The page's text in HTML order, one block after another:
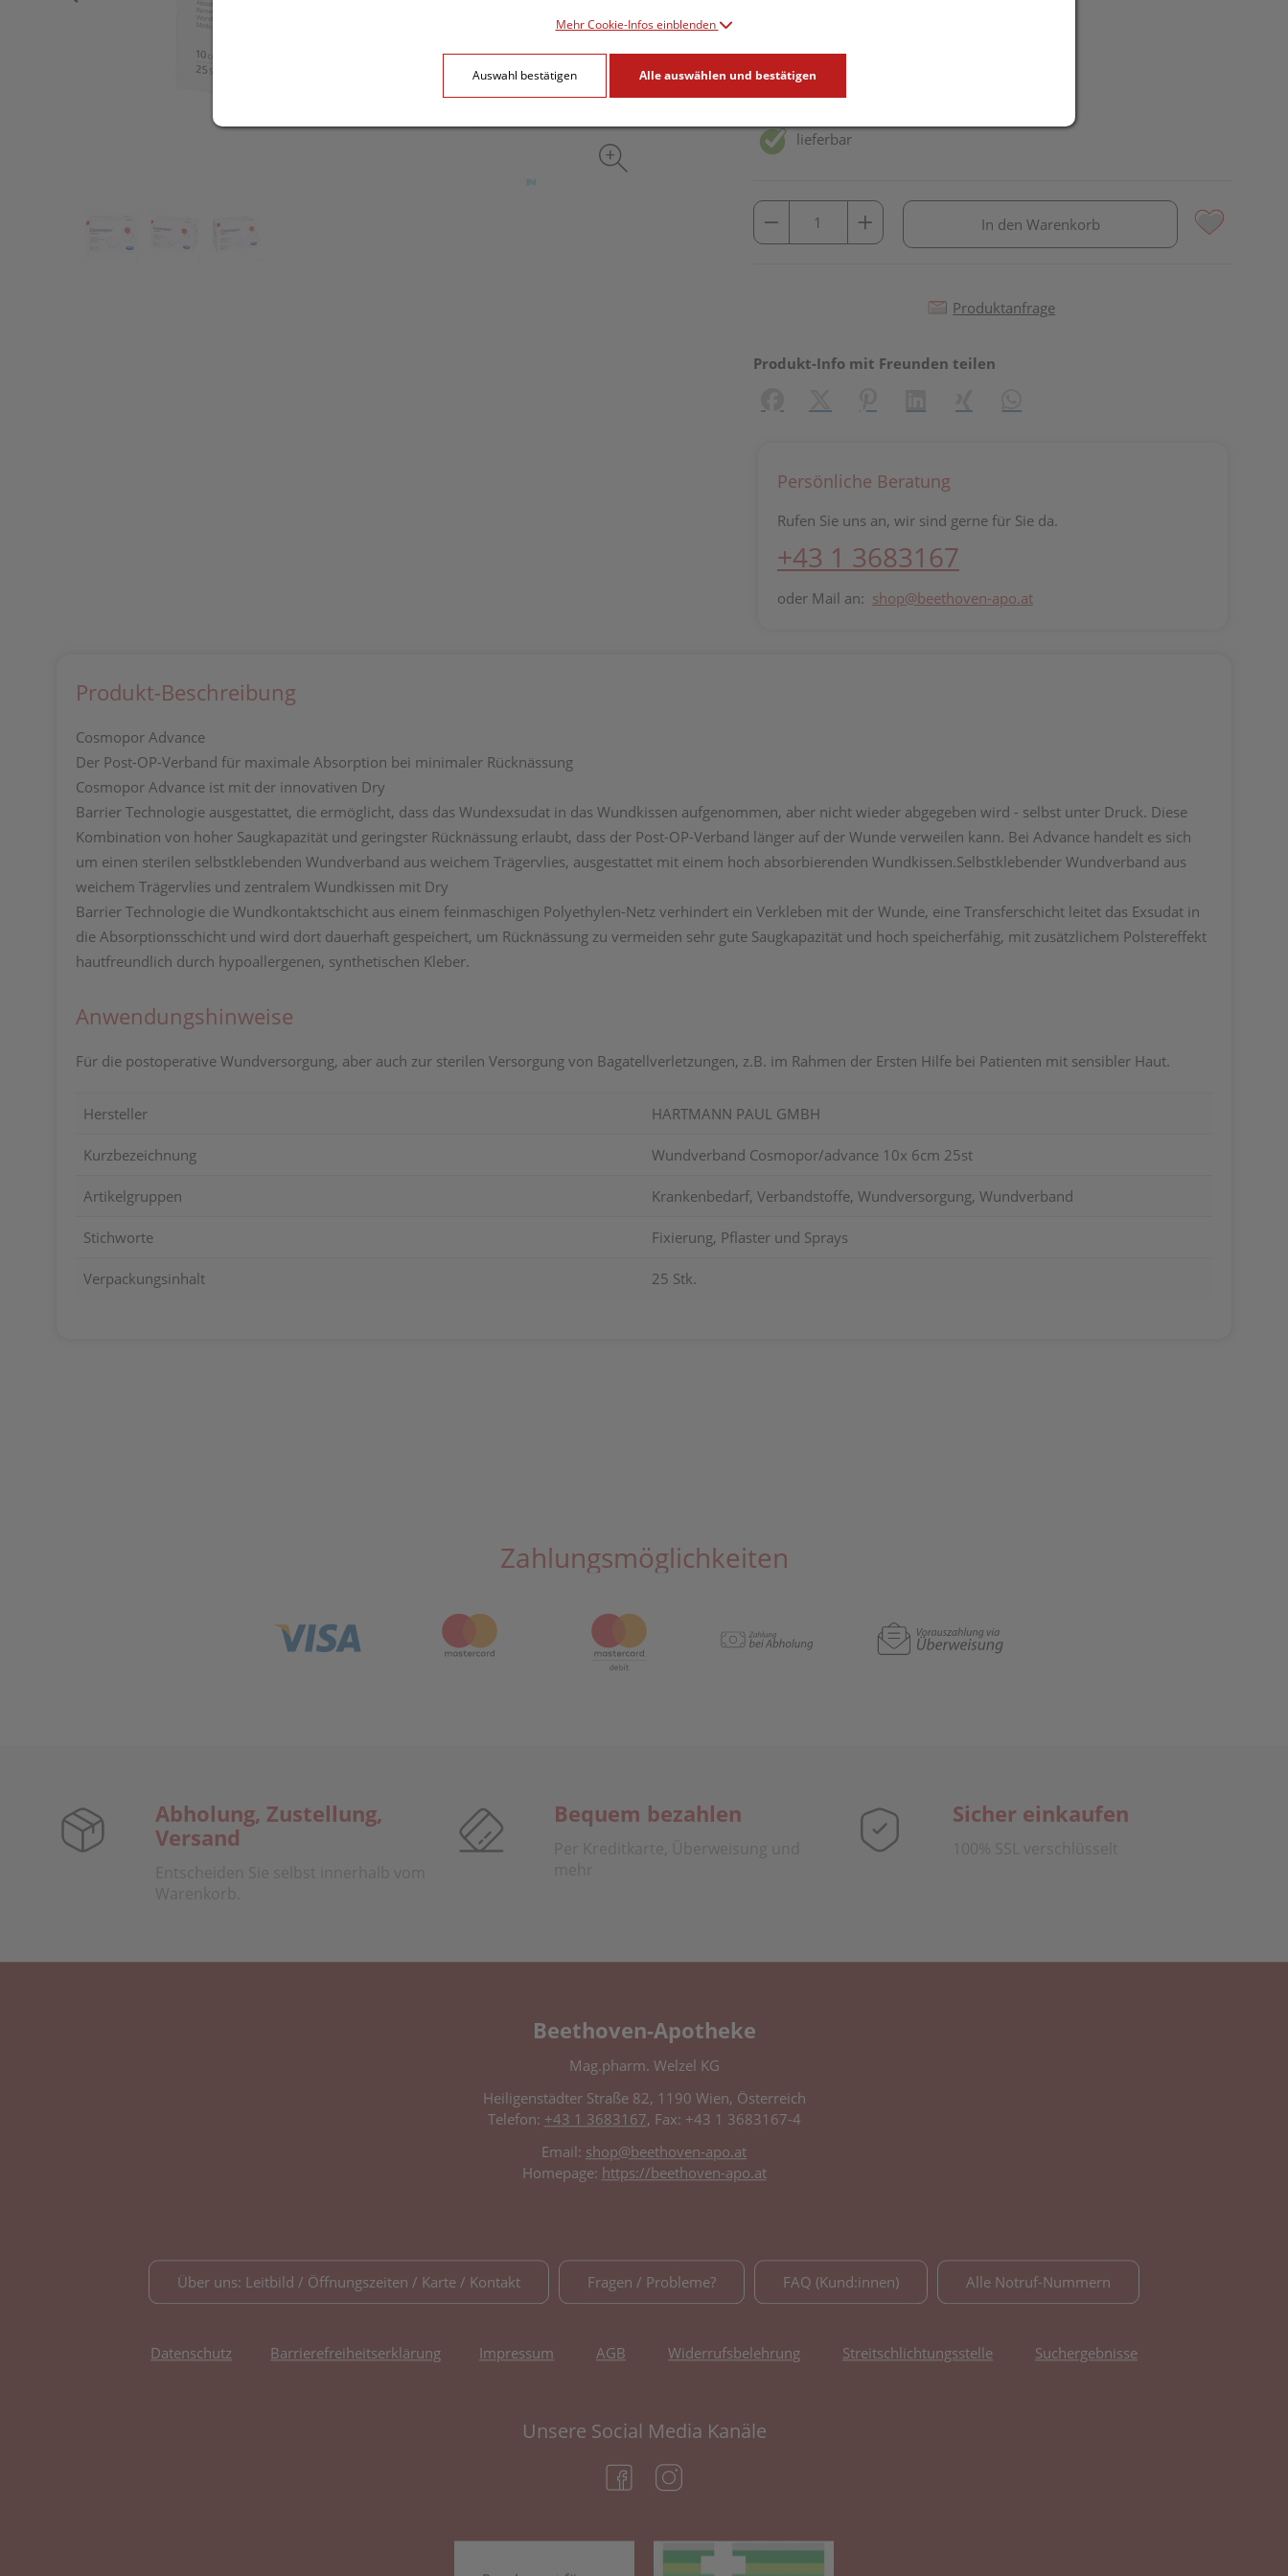
inkl. 20% MwSt.
lieferbar
In den Warenkorb
Produktanfrage
Produkt-Info mit Freunden teilen
Persönliche Beratung
Rufen Sie uns an, wir sind gerne für Sie da.
+43 1 3683167
oder Mail an: shop@beethoven-apo.at
Produkt-Beschreibung
Cosmopor Advance
Der Post-OP-Verband für maximale Absorption bei minimaler Rücknässung
Cosmopor Advance ist mit der innovativen Dry
Barrier Technologie ausgestattet, die ermöglicht, dass das Wundexsudat in das Wundkissen aufgenommen, aber nicht wieder abgegeben wird - selbst unter Druck. Diese
Kombination von hoher Saugkapazität und geringster Rücknässung erlaubt, dass der Post-OP-Verband länger auf der Wunde verweilen kann. Bei Advance handelt es sich
um einen sterilen selbstklebenden Wundverband aus weichem Trägervlies, ausgestattet mit einem hoch absorbierenden Wundkissen.Selbstklebender Wundverband aus
weichem Trägervlies und zentralem Wundkissen mit Dry
Barrier Technologie die Wundkontaktschicht aus einem feinmaschigen Polyethylen-Netz verhindert ein Verkleben mit der Wunde, eine Transferschicht leitet das Exsudat in
die Absorptionsschicht und wird dort dauerhaft gespeichert, um Rücknässung zu vermeiden sehr gute Saugkapazität und hoch speicherfähig, mit zusätzlichem Polstereffekt
hautfreundlich durch hypoallergenen, synthetischen Kleber.
Anwendungshinweise
Für die postoperative Wundversorgung, aber auch zur sterilen Versorgung von Bagatellverletzungen, z.B. im Rahmen der Ersten Hilfe bei Patienten mit sensibler Haut.
Hersteller HARTMANN PAUL GMBH
Kurzbezeichnung Wundverband Cosmopor/advance 10x 6cm 25st
Artikelgruppen Krankenbedarf, Verbandstoffe, Wundversorgung, Wundverband
Stichworte Fixierung, Pflaster und Sprays
Verpackungsinhalt 25 Stk.
Zahlungsmöglichkeiten
Abholung, Zustellung,
Versand
Entscheiden Sie selbst innerhalb vom
Warenkorb.
Bequem bezahlen
Per Kreditkarte, Überweisung und
mehr
Sicher einkaufen
100% SSL verschlüsselt
Beethoven-Apotheke
Mag.pharm. Welzel KG
Heiligenstädter Straße 82, 1190 Wien, Österreich
Telefon: +43 1 3683167, Fax: +43 1 3683167-4
Email: shop@beethoven-apo.at
Homepage: https://beethoven-apo.at
Über uns: Leitbild / Öffnungszeiten / Karte / Kontakt Fragen / Probleme? FAQ (Kund:innen) Alle Notruf-Nummern
Datenschutz Barrierefreiheitserklärung Impressum AGB Widerrufsbelehrung Streitschlichtungsstelle Suchergebnisse
Unsere Social Media Kanäle
(öffnet in neuem Tab)
(öffnet in neuem Tab)
Mehr Cookie-Infos einblenden
Auswahl bestätigen Alle auswählen und bestätigen